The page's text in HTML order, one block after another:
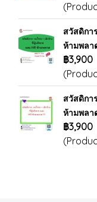
สวัสดิกา
ห้ามพลา
฿3,900
สวัสดิกา
ห้ามพลา
฿3,900